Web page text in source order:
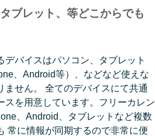
ブレット、等どこからでも
デバイスはパソコン、タブレット
、Android等）、などなど使えな
ません。 全てのデバイスにて共通
スを用意しています。フリーカレン
、Android、タブレットなど複数
常に情報が同期するので非常に便